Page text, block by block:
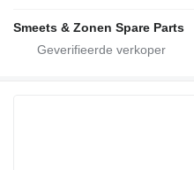
Smeets & Zonen Spare Parts